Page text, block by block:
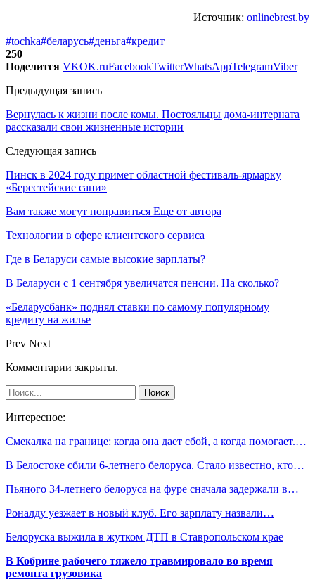
Источник: onlinebrest.by
#tochka#беларусь#деньга#кредит
250
Поделится VKOK.ruFacebookTwitterWhatsAppTelegramViber
Предыдущая запись
Вернулась к жизни после комы. Постояльцы дома-интерната
рассказали свои жизненные истории
Следующая запись
Пинск в 2024 году примет областной фестиваль-ярмарку
«Берестейские сани»
Вам также могут понравиться Еще от автора
Технологии в сфере клиентского сервиса
Где в Беларуси самые высокие зарплаты?
В Беларуси с 1 сентября увеличатся пенсии. На сколько?
«Беларусбанк» поднял ставки по самому популярному
кредиту на жилье
Prev Next
Комментарии закрыты.
Интересное:
Смекалка на границе: когда она дает сбой, а когда помогает.…
В Белостоке сбили 6-летнего белоруса. Стало известно, кто…
Пьяного 34-летнего белоруса на фуре сначала задержали в…
Роналду уезжает в новый клуб. Его зарплату назвали…
Белоруска выжила в жутком ДТП в Ставропольском крае
В Кобрине рабочего тяжело травмировало во время
ремонта грузовика